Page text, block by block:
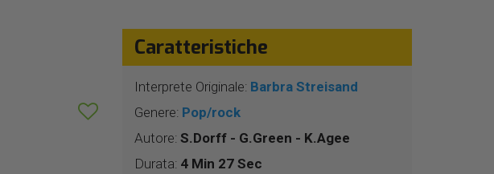
Caratteristiche
Interprete Originale: Barbra Streisand
Genere: Pop/rock
Autore: S.Dorff - G.Green - K.Agee
Durata: 4 Min 27 Sec